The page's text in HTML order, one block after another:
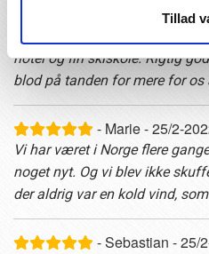
Tillad
sted og super service alle
hotel og fin skiskole. Rigtig
blod på tanden for mere for os
- Marie - 25/2-
Vi har været i Norge flere
noget nyt. Og vi blev ikke
der aldrig var en kold vind,
- Sebastian - 25/